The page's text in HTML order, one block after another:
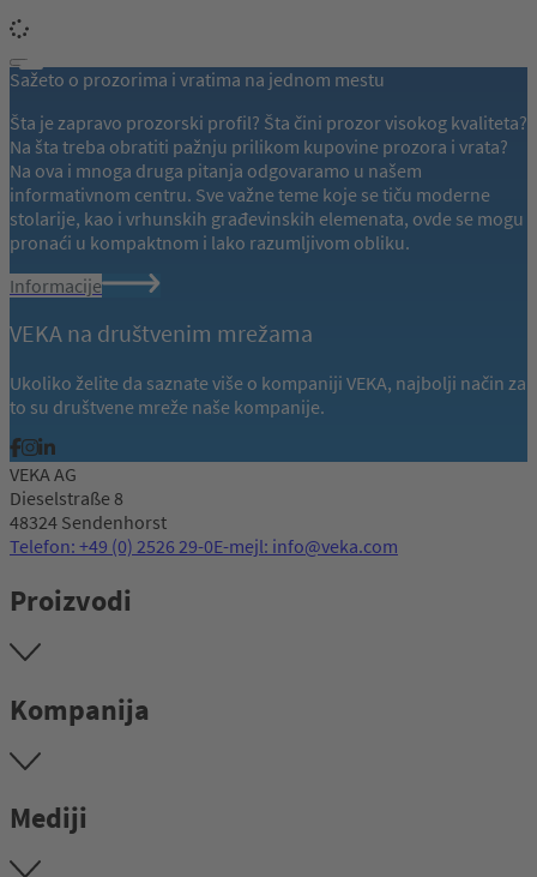
Sažeto o prozorima i vratima na jednom mestu
Šta je zapravo prozorski profil? Šta čini prozor visokog kvaliteta?
Na šta treba obratiti pažnju prilikom kupovine prozora i vrata?
Na ova i mnoga druga pitanja odgovaramo u našem
informativnom centru. Sve važne teme koje se tiču moderne
stolarije, kao i vrhunskih građevinskih elemenata, ovde se mogu
pronaći u kompaktnom i lako razumljivom obliku.
Informacije
VEKA na društvenim mrežama
Ukoliko želite da saznate više o kompaniji VEKA, najbolji način za
to su društvene mreže naše kompanije.
VEKA AG
Dieselstraße 8
48324 Sendenhorst
Telefon: +49 (0) 2526 29-0E-mejl: info@veka.com
Proizvodi
Kompanija
Mediji